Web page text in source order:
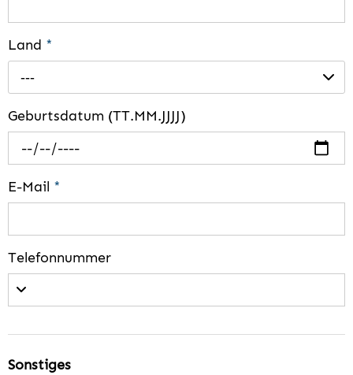
Land *
---
Geburtsdatum (TT.MM.JJJJ)
E-Mail *
Telefonnummer
Sonstiges